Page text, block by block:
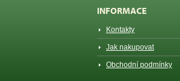
INFORMACE
Kontakty
Jak nakupovat
Obchodní podmínky